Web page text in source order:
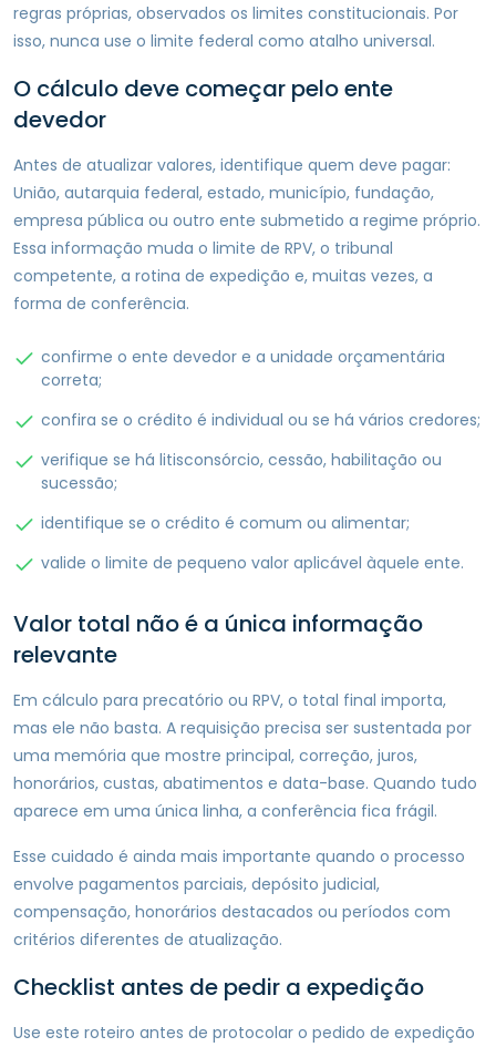
regras próprias, observados os limites constitucionais. Por
isso, nunca use o limite federal como atalho universal.
O cálculo deve começar pelo ente
devedor
Antes de atualizar valores, identifique quem deve pagar:
União, autarquia federal, estado, município, fundação,
empresa pública ou outro ente submetido a regime próprio.
Essa informação muda o limite de RPV, o tribunal
competente, a rotina de expedição e, muitas vezes, a
forma de conferência.
confirme o ente devedor e a unidade orçamentária
correta;
confira se o crédito é individual ou se há vários credores;
verifique se há litisconsórcio, cessão, habilitação ou
sucessão;
identifique se o crédito é comum ou alimentar;
valide o limite de pequeno valor aplicável àquele ente.
Valor total não é a única informação
relevante
Em cálculo para precatório ou RPV, o total final importa,
mas ele não basta. A requisição precisa ser sustentada por
uma memória que mostre principal, correção, juros,
honorários, custas, abatimentos e data-base. Quando tudo
aparece em uma única linha, a conferência fica frágil.
Esse cuidado é ainda mais importante quando o processo
envolve pagamentos parciais, depósito judicial,
compensação, honorários destacados ou períodos com
critérios diferentes de atualização.
Checklist antes de pedir a expedição
Use este roteiro antes de protocolar o pedido de expedição